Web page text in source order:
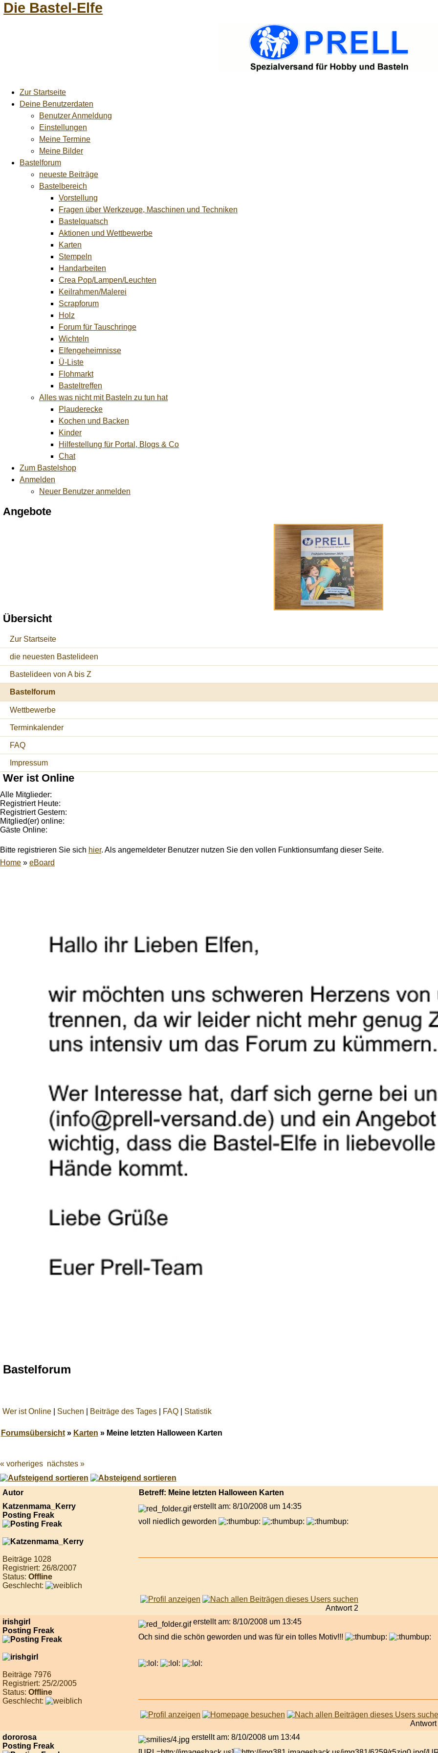
Die Bastel-Elfe
Zur Startseite
Deine Benutzerdaten
Benutzer Anmeldung
Einstellungen
Meine Termine
Meine Bilder
Bastelforum
neueste Beiträge
Bastelbereich
Vorstellung
Fragen über Werkzeuge, Maschinen und Techniken
Bastelquatsch
Aktionen und Wettbewerbe
Karten
Stempeln
Handarbeiten
Crea Pop/Lampen/Leuchten
Keilrahmen/Malerei
Scrapforum
Holz
Forum für Tauschringe
Wichteln
Elfengeheimnisse
Ü-Liste
Flohmarkt
Basteltreffen
Alles was nicht mit Basteln zu tun hat
Plauderecke
Kochen und Backen
Kinder
Hilfestellung für Portal, Blogs & Co
Chat
Zum Bastelshop
Anmelden
Neuer Benutzer anmelden
Angebote
Übersicht
Zur Startseite
die neuesten Bastelideen
Bastelideen von A bis Z
Bastelforum
Wettbewerbe
Terminkalender
FAQ
Impressum
Wer ist Online
Alle Mitglieder:
Registriert Heute:
Registriert Gestern:
Mitglied(er) online:
Gäste Online:
Bitte registrieren Sie sich hier. Als angemeldeter Benutzer nutzen Sie den vollen Funktionsumfang dieser Seite.
Home » eBoard
Bastelforum
Wer ist Online Suchen Beiträge des Tages FAQ Statistik
Forumsübersicht» Karten » Meine letzten Halloween Karten
Best
online
live
casino
« vorheriges nächstes »
Autor
Betreff: Meine letzten Halloween Karten
Katzenmama_Kerry
Posting Freak
Beiträge 1028
Registriert: 26/8/2007
Status: Offline
Geschlecht:
erstellt am: 8/10/2008 um 14:35
voll niedlich geworden
Antwort 2
irishgirl
Posting Freak
Beiträge 7976
Registriert: 25/2/2005
Status: Offline
Geschlecht:
erstellt am: 8/10/2008 um 13:45
Och sind die schön geworden und was für ein tolles Motiv!!!
Antwort
dororosa
Posting Freak
erstellt am: 8/10/2008 um 13:44